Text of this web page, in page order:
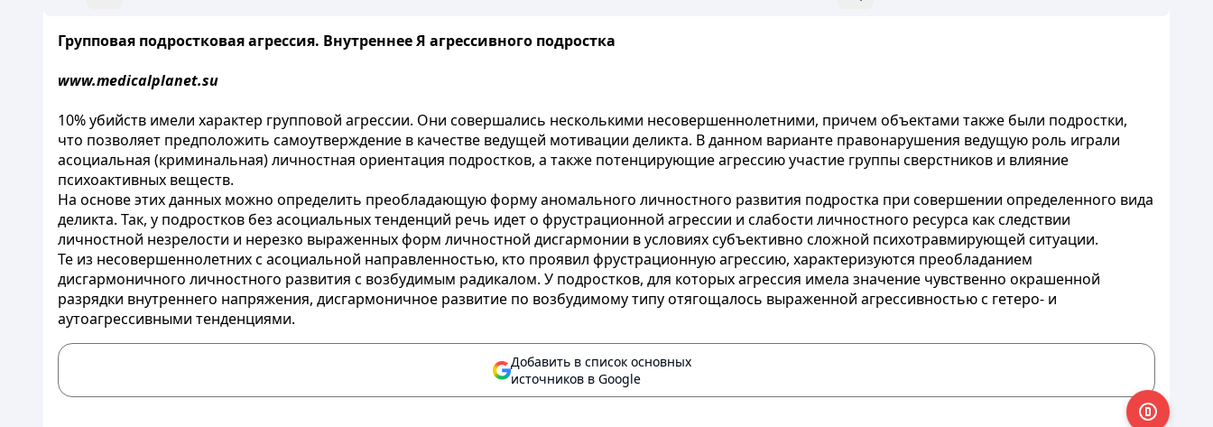
Групповая подростковая агрессия. Внутреннее Я агрессивного подростка
www.medicalplanet.su
10% убийств имели характер групповой агрессии. Они совершались несколькими несовершеннолетними, причем объектами также были подростки,
что позволяет предположить самоутверждение в качестве ведущей мотивации деликта. В данном варианте правонарушения ведущую роль играли
асоциальная (криминальная) личностная ориентация подростков, а также потенцирующие агрессию участие группы сверстников и влияние
психоактивных веществ.
На основе этих данных можно определить преобладающую форму аномального личностного развития подростка при совершении определенного вида
деликта. Так, у подростков без асоциальных тенденций речь идет о фрустрационной агрессии и слабости личностного ресурса как следствии
личностной незрелости и нерезко выраженных форм личностной дисгармонии в условиях субъективно сложной психотравмирующей ситуации.
Те из несовершеннолетних с асоциальной направленностью, кто проявил фрустрационную агрессию, характеризуются преобладанием
дисгармоничного личностного развития с возбудимым радикалом. У подростков, для которых агрессия имела значение чувственно окрашенной
разрядки внутреннего напряжения, дисгармоничное развитие по возбудимому типу отягощалось выраженной агрессивностью с гетеро- и
аутоагрессивными тенденциями.
Добавить в список основных
источников в Google